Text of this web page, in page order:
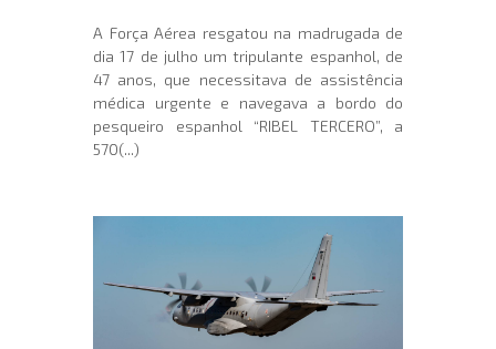
A Força Aérea resgatou na madrugada de
dia 17 de julho um tripulante espanhol, de
47 anos, que necessitava de assistência
médica urgente e navegava a bordo do
pesqueiro espanhol “RIBEL TERCERO”, a
570(...)